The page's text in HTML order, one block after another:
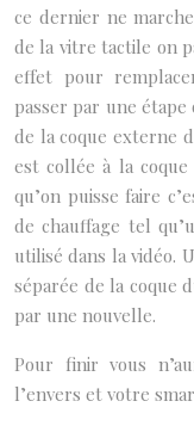
ce dernier ne
de la vitre tactile on
effet pour
passer par une
de la coque externe
est collée à la
qu’on puisse faire
de chauffage tel
utilisé dans la vidéo.
séparée de la coque
par une nouvelle.
Pour finir vous
l’envers et votre